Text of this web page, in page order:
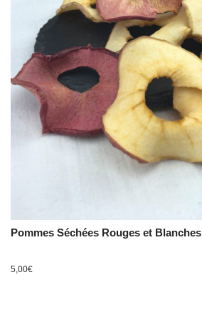
Pommes Séchées Rouges et Blanches
5,00€